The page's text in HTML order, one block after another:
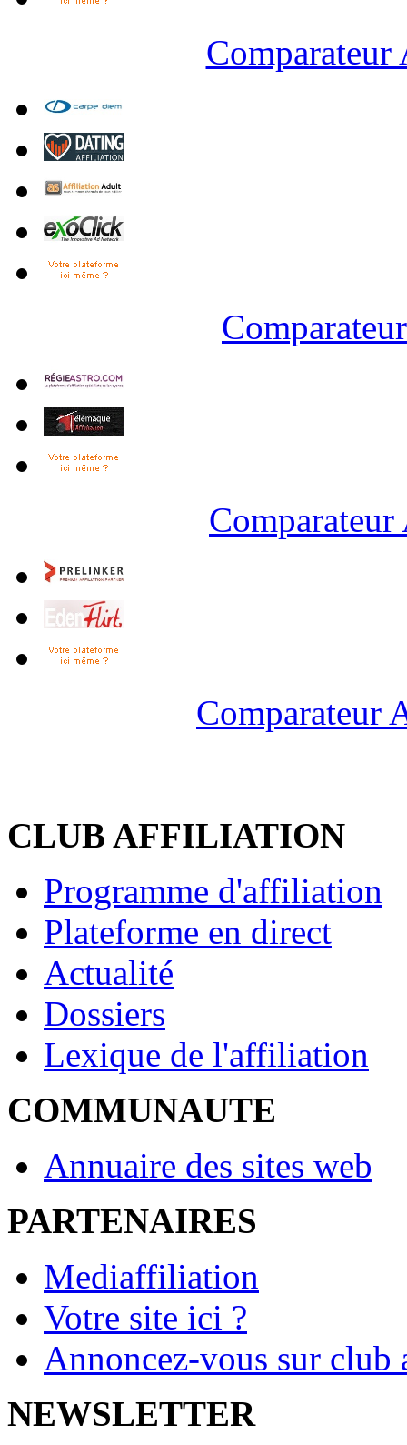
Comparateur
CLUB AFFILIATION
Programme d'affiliation
Plateforme en direct
Actualité
Dossiers
Lexique de l'affiliation
COMMUNAUTE
Annuaire des sites web
PARTENAIRES
Mediaffiliation
Votre site ici ?
Annoncez-vous sur
NEWSLETTER